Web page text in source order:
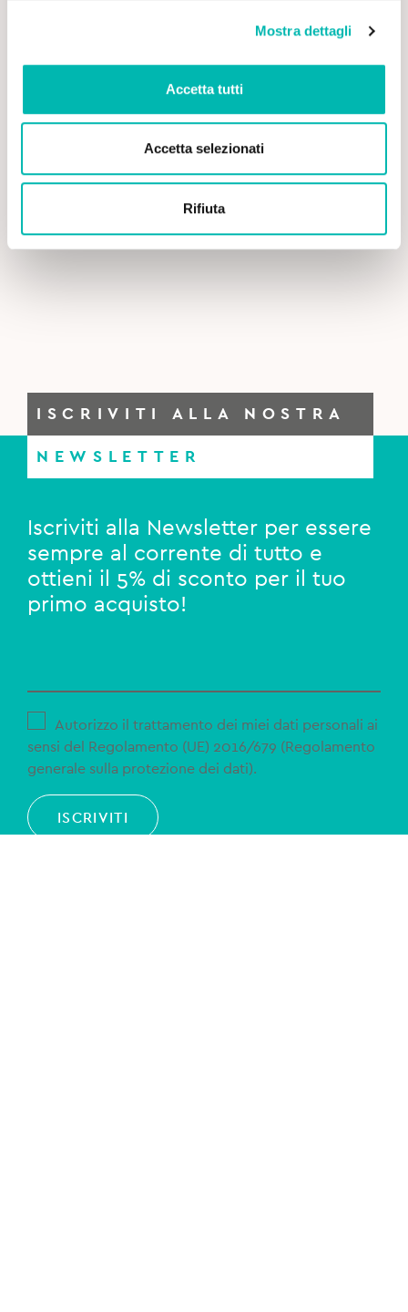
Mostra dettagli
Accetta tutti
Accetta selezionati
Rifiuta
ISCRIVITI ALLA NOSTRA
NEWSLETTER
Iscriviti alla Newsletter per essere
sempre al corrente di tutto e
ottieni il 5% di sconto per il tuo
primo acquisto!
Autorizzo il trattamento dei miei dati personali ai
sensi del Regolamento (UE) 2016/679 (Regolamento
generale sulla protezione dei dati).
ISCRIVITI